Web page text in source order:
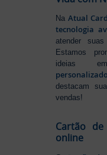
Na Atual Card
tecnologia
atender
Estamos
ideias
destacam
vendas!
Cartão
online